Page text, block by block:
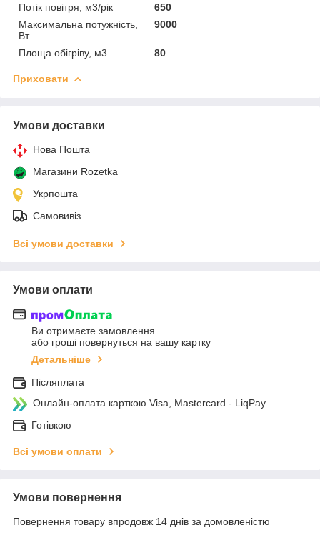
Потік повітря, м3/рік
650
Максимальна потужність,
Вт
9000
Площа обігріву, м3 80
Приховати
Умови доставки
Нова Пошта
Магазини Rozetka
Укрпошта
Самовивіз
Всі умови доставки
Умови оплати
Ви отримаєте замовлення
або гроші повернуться на вашу картку
Детальніше
Післяплата
Онлайн-оплата карткою Visa, Mastercard - LiqPay
Готівкою
Всі умови оплати
Умови повернення
Повернення товару впродовж 14 днів за домовленістю